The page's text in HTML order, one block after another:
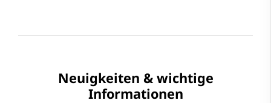
Neuigkeiten & wichtige
Informationen